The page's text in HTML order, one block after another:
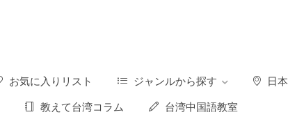
お気に入りリスト ジャンルから探す 日本
教えて台湾コラム 台湾中国語教室